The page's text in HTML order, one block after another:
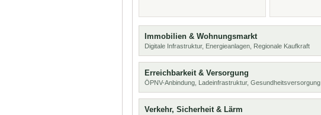
Immobilien & Wohnungsmarkt
Digitale Infrastruktur, Energieanlagen, Regionale Kaufkraft
Erreichbarkeit & Versorgung
ÖPNV-Anbindung, Ladeinfrastruktur, Gesundheitsversorgung
Verkehr, Sicherheit & Lärm